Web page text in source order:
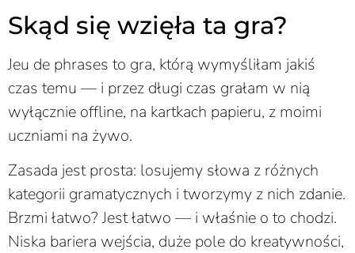
Skąd się wzięła ta gra?
Jeu de phrases to gra, którą wymyśliłam jakiś
czas temu — i przez długi czas grałam w nią
wyłącznie offline, na kartkach papieru, z moimi
uczniami na żywo.
Zasada jest prosta: losujemy słowa z różnych
kategorii gramatycznych i tworzymy z nich zdanie.
Brzmi łatwo? Jest łatwo — i właśnie o to chodzi.
Niska bariera wejścia, duże pole do kreatywności,